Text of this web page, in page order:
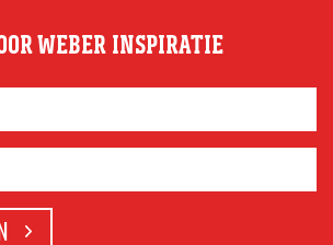
WEBER INSPIRATIE